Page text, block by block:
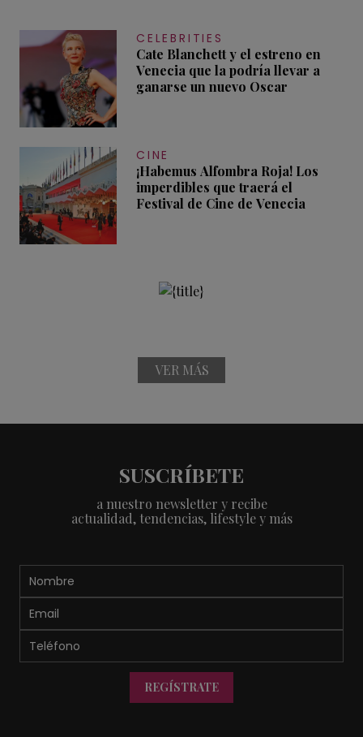
CELEBRITIES
Cate Blanchett y el estreno en
Venecia que la podría llevar a
ganarse un nuevo Oscar
CINE
¡Habemus Alfombra Roja! Los
imperdibles que traerá el
Festival de Cine de Venecia
VER MÁS
SUSCRÍBETE
a nuestro newsletter y recibe
actualidad, tendencias, lifestyle y más
REGÍSTRATE